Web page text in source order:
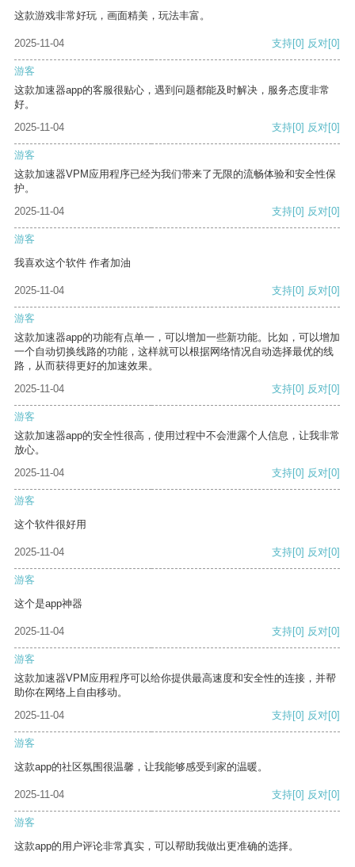
这款游戏非常好玩，画面精美，玩法丰富。
2025-11-04 支持[0] 反对[0]
游客
这款加速器app的客服很贴心，遇到问题都能及时解决，服务态度非常
好。
2025-11-04
支持[0] 反对[0]
游客
这款加速器VPM应用程序已经为我们带来了无限的流畅体验和安全性保
护。
2025-11-04
支持[0] 反对[0]
游客
我喜欢这个软件 作者加油
2025-11-04 支持[0] 反对[0]
游客
这款加速器app的功能有点单一，可以增加一些新功能。比如，可以增加
一个自动切换线路的功能，这样就可以根据网络情况自动选择最优的线
路，从而获得更好的加速效果。
2025-11-04
支持[0] 反对[0]
游客
这款加速器app的安全性很高，使用过程中不会泄露个人信息，让我非常
放心。
2025-11-04
支持[0] 反对[0]
游客
这个软件很好用
2025-11-04 支持[0] 反对[0]
游客
这个是app神器
2025-11-04 支持[0] 反对[0]
游客
这款加速器VPM应用程序可以给你提供最高速度和安全性的连接，并帮
助你在网络上自由移动。
2025-11-04
支持[0] 反对[0]
游客
这款app的社区氛围很温馨，让我能够感受到家的温暖。
2025-11-04 支持[0] 反对[0]
游客
这款app的用户评论非常真实，可以帮助我做出更准确的选择。